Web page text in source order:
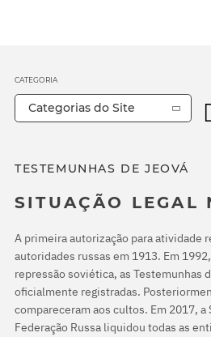
TESTEMUNHAS DE JEOVÁ
SITUAÇÃO LEGAL
A primeira autorização para atividade
autoridades russas em 1913. Em
repressão soviética, as Testemunhas
oficialmente registradas.
compareceram aos cultos. Em 2017, a
Federação Russa liquidou todas as
CATEGORIA
Categorias do Site